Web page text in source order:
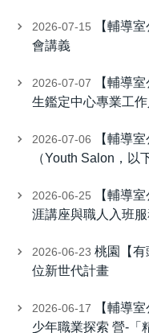
2026-07-15
【輔導
會講義
2026-07-07
【輔導
生鑑定中心專業工
2026-07-06
【輔導
（Youth Salon，以
2026-06-25
【輔導
涯講座與職人入班服
2026-06-23 桃園【有
位新世代計畫
2026-06-17
【輔導
少年職業探索 營-「